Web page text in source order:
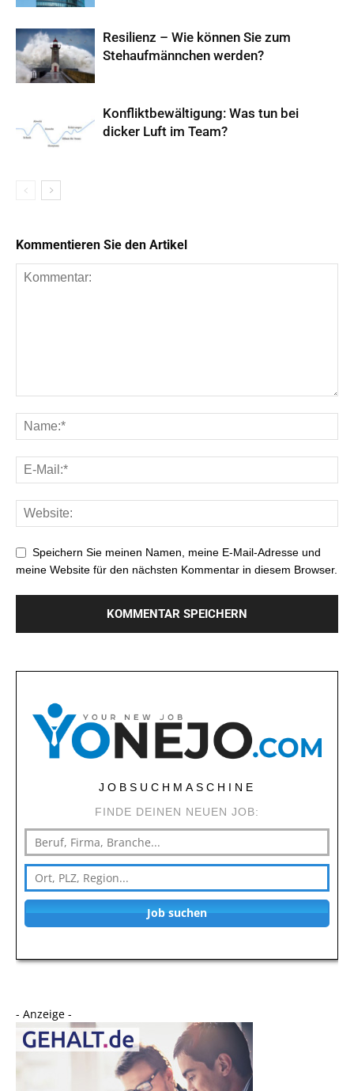
Resilienz – Wie können Sie zum
Stehaufmännchen werden?
Konfliktbewältigung: Was tun bei
dicker Luft im Team?
Kommentieren Sie den Artikel
Speichern Sie meinen Namen, meine E-Mail-Adresse und
meine Website für den nächsten Kommentar in diesem Browser.
JOBSUCHMASCHINE
FINDE DEINEN NEUEN JOB:
Job suchen
- Anzeige -